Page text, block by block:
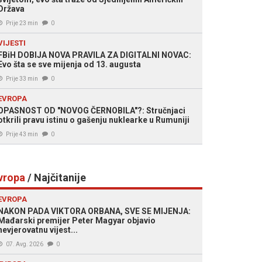
Prije 23 min 0
DOBIJA NOVA PRAVILA ZA DIGITALNI NOVAC:
šta se sve mijenja od 13. augusta
Prije 33 min 0
OD "NOVOG ČERNOBILA"?: Stručnjaci
pravu istinu o gašenju nuklearke u Rumuniji
Prije 43 min 0
/ Najčitanije
PADA VIKTORA ORBANA, SVE SE MIJENJA:
premijer Peter Magyar objavio
vijest...
07. Avg. 2026 0